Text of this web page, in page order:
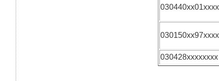
030440xx01xxxx
030150xx97xxxx
030428xxxxxxxx